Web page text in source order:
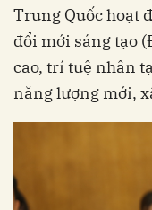
Trung Quốc hoạt
đổi mới sáng tạo
cao, trí tuệ nhân
năng lượng mới,